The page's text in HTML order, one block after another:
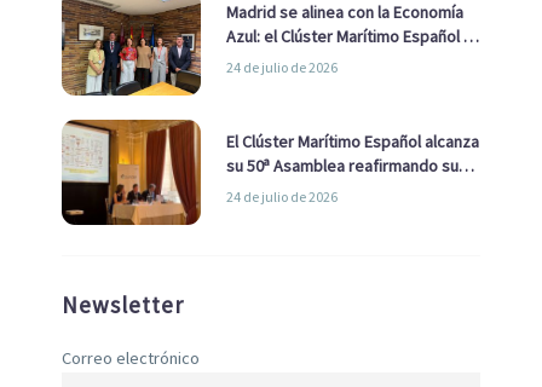
Madrid se alinea con la Economía
Azul: el Clúster Marítimo Español y
la Real Liga Naval avanzan alianzas
24 de julio de 2026
El Clúster Marítimo Español alcanza
su 50ª Asamblea reafirmando su
liderazgo en la Economía Azul
24 de julio de 2026
Newsletter
Correo electrónico